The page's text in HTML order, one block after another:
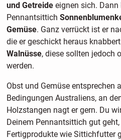
und Getreideeignen sich. Dann
Pennantsittich
Gemüse. Ganz verrückt ist er
die er geschickt heraus
Walnüsse, diese sollten jedoch
werden.
Obst und Gemüse entsprechen
Bedingungen Australiens, an
Holzstangen nagt er gern. Du
Deinem Pennantsittich gut geht,
Fertigprodukte wie Sittichfutter